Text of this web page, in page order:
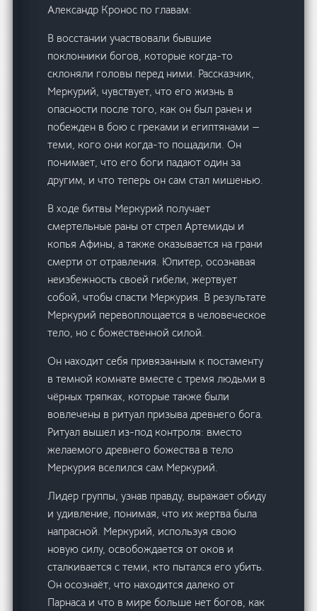
Александр Кронос по главам:
В восстании участвовали бывшие
поклонники богов, которые когда-то
склоняли головы перед ними. Рассказчик,
Меркурий, чувствует, что его жизнь в
опасности после того, как он был ранен и
побежден в бою с греками и египтянами —
теми, кого они когда-то пощадили. Он
понимает, что его боги падают один за
другим, и что теперь он сам стал мишенью.
В ходе битвы Меркурий получает
смертельные раны от стрел Артемиды и
копья Афины, а также оказывается на грани
смерти от отравления. Юпитер, осознавая
неизбежность своей гибели, жертвует
собой, чтобы спасти Меркурия. В результате
Меркурий перевоплощается в человеческое
тело, но с божественной силой.
Он находит себя привязанным к постаменту
в темной комнате вместе с тремя людьми в
чёрных тряпках, которые также были
вовлечены в ритуал призыва древнего бога.
Ритуал вышел из-под контроля: вместо
желаемого древнего божества в тело
Меркурия вселился сам Меркурий.
Лидер группы, узнав правду, выражает обиду
и удивление, понимая, что их жертва была
напрасной. Меркурий, используя свою
новую силу, освобождается от оков и
сталкивается с теми, кто пытался его убить.
Он осознаёт, что находится далеко от
Парнаса и что в мире больше нет богов, как